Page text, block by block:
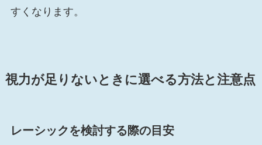
すくなります。
視力が足りないときに選べる方法と注意点
レーシックを検討する際の目安